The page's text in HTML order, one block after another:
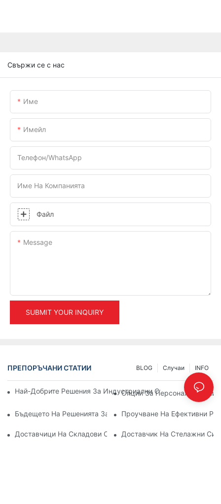
Свържи се с нас
Име
Имейл
Телефон/WhatsApp
Име На Компанията
Файл
Message
SUBMIT YOUR INQUIRY
ПРЕПОРЪЧАНИ СТАТИИ INFO
Случаи
BLOG
Най-Добрите Решения За Индустриални Стелажи За
Опции За Персонализирани
Бъдещето На Решенията За Палетни Стелажи: Тенденции
Проучване На Ефективни
Доставчици На Складови Стелажи: Какво Да Търсите
Доставчик На Стелажни